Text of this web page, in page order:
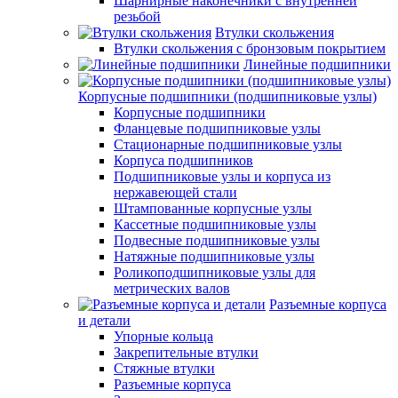
резьбой
Втулки скольжения
Втулки скольжения с бронзовым покрытием
Линейные подшипники
Корпусные подшипники (подшипниковые узлы)
Корпусные подшипники
Фланцевые подшипниковые узлы
Стационарные подшипниковые узлы
Корпуса подшипников
Подшипниковые узлы и корпуса из
нержавеющей стали
Штампованные корпусные узлы
Кассетные подшипниковые узлы
Подвесные подшипниковые узлы
Натяжные подшипниковые узлы
Роликоподшипниковые узлы для
метрических валов
Разъемные корпуса
и детали
Упорные кольца
Закрепительные втулки
Стяжные втулки
Разъемные корпуса